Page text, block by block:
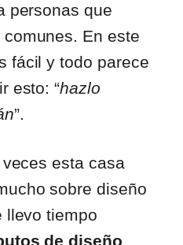
personas que
En este
fácil y todo parece
esto: “hazlo
”.
esta casa
sobre diseño
llevo tiempo
de diseño